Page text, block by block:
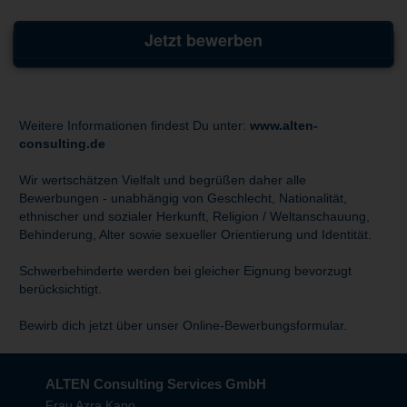
Jetzt bewerben
Weitere Informationen findest Du unter: www.alten-
consulting.de
Wir wertschätzen Vielfalt und begrüßen daher alle
Bewerbungen - unabhängig von Geschlecht, Nationalität,
ethnischer und sozialer Herkunft, Religion / Weltanschauung,
Behinderung, Alter sowie sexueller Orientierung und Identität.
Schwerbehinderte werden bei gleicher Eignung bevorzugt
berücksichtigt.
Bewirb dich jetzt über unser Online-Bewerbungsformular.
ALTEN Consulting Services GmbH